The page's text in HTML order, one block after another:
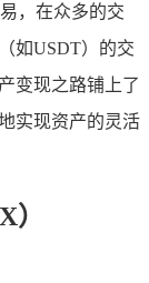
，在众多的交
如USDT）的交
变现之路铺上了
实现资产的灵活